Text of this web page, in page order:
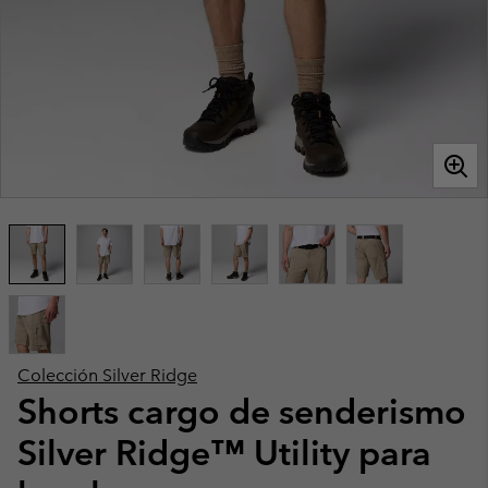
Colección Silver Ridge
Shorts cargo de senderismo
Silver Ridge™ Utility para